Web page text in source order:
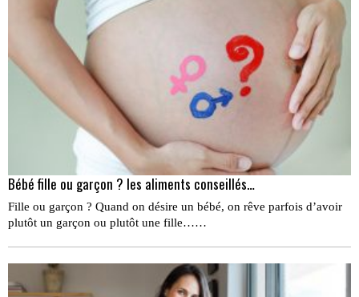
Bébé fille ou garçon ? les aliments conseillés…
Fille ou garçon ? Quand on désire un bébé, on rêve parfois d’avoir
plutôt un garçon ou plutôt une fille……